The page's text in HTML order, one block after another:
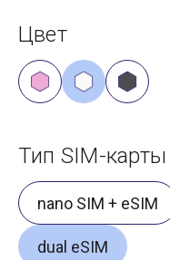
Цвет
Тип SIM-карты
nano SIM + eSIM
dual eSIM